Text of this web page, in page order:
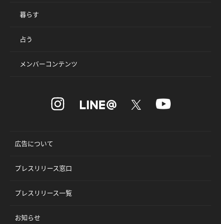
暮らす
占う
メンバーコンテンツ
広告について
プレスリリース窓口
プレスリリース一覧
お知らせ